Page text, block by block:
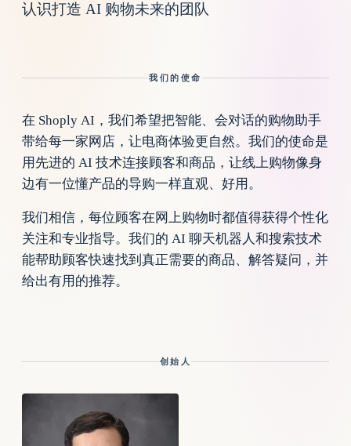
认识打造 AI 购物未来的团队
我们的使命
在 Shoply AI，我们希望把智能、会对话的购物助手
带给每一家网店，让电商体验更自然。我们的使命是
用先进的 AI 技术连接顾客和商品，让线上购物像身
边有一位懂产品的导购一样直观、好用。
我们相信，每位顾客在网上购物时都值得获得个性化
关注和专业指导。我们的 AI 聊天机器人和搜索技术
能帮助顾客快速找到真正需要的商品、解答疑问，并
给出有用的推荐。
创始人